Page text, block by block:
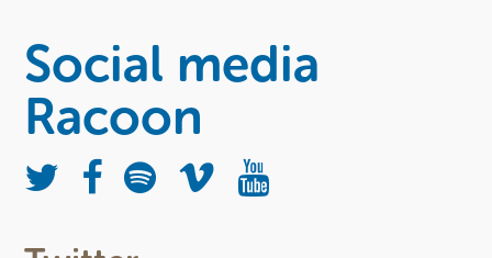
Social media
Racoon